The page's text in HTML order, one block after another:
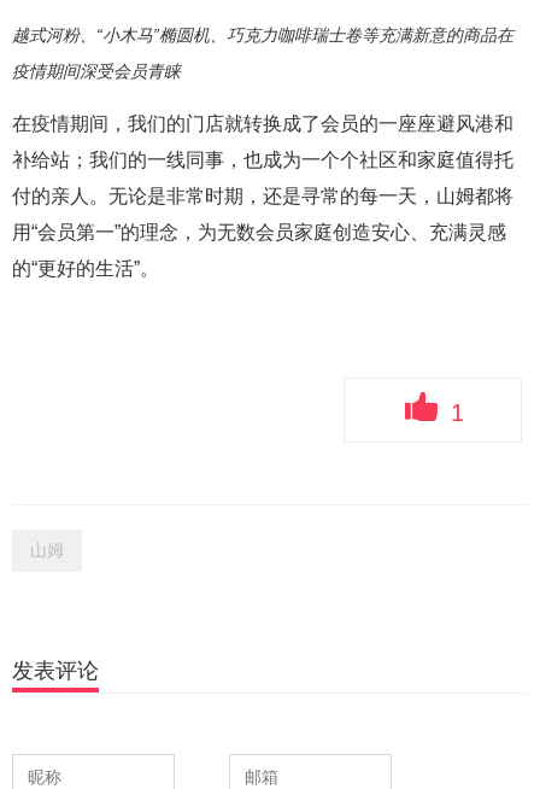
越式河粉、“小木马”椭圆机、巧克力咖啡瑞士卷等充满新意的商品在
疫情期间深受会员青睐
在疫情期间，我们的门店就转换成了会员的一座座避风港和
补给站；我们的一线同事，也成为一个个社区和家庭值得托
付的亲人。无论是非常时期，还是寻常的每一天，山姆都将
用“会员第一”的理念，为无数会员家庭创造安心、充满灵感
的“更好的生活”。
1
山姆
发表评论